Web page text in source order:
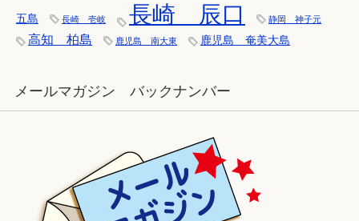
五島 長崎 壱岐 長崎 辰口 静岡 神子元
高知 柏島 鹿児島 南大東 鹿児島 奄美大島
メールマガジン バックナンバー